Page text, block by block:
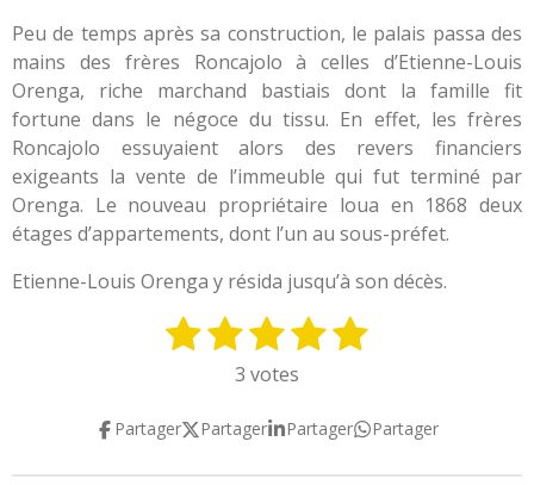
Peu de temps après sa construction, le palais passa des
mains des frères Roncajolo à celles d’Etienne-Louis
Orenga, riche marchand bastiais dont la famille fit
fortune dans le négoce du tissu. En effet, les frères
Roncajolo essuyaient alors des revers financiers
exigeants la vente de l’immeuble qui fut terminé par
Orenga. Le nouveau propriétaire loua en 1868 deux
étages d’appartements, dont l’un au sous-préfet.
Etienne-Louis Orenga y résida jusqu’à son décès.
a
1
o
2
o
3
é
o
4
é
o
5
o
y
3 votes
Partager Partager Partager Partager